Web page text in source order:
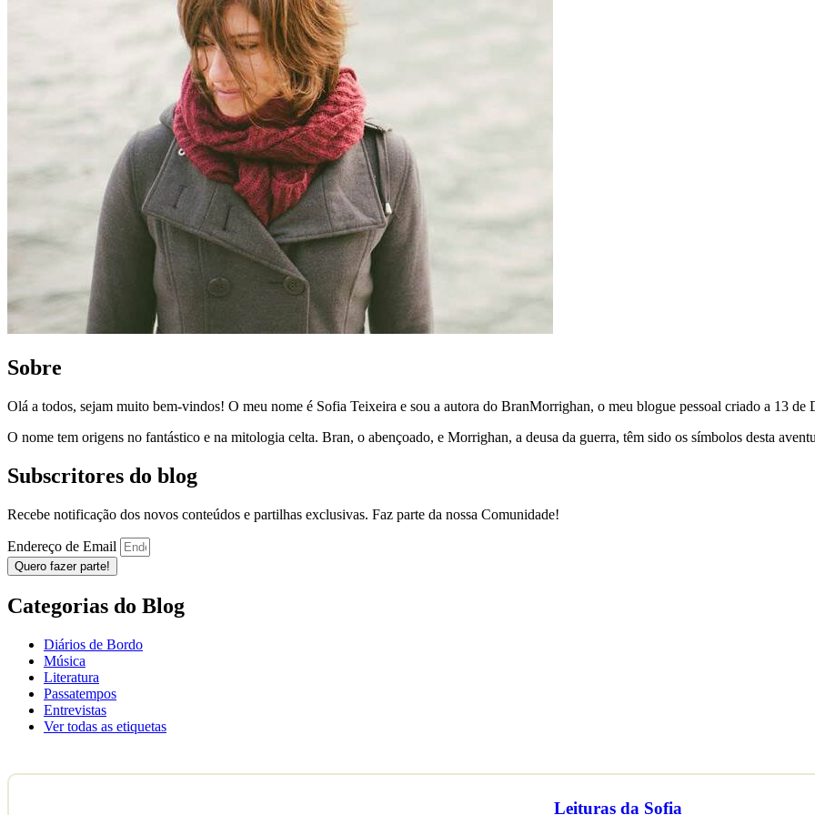
Sobre
Olá a todos, sejam muito bem-vindos! O meu nome é Sofia Teixeira e sou a autora do BranMorrighan, o meu blogue pessoal criado a 13 de
O nome tem origens no fantástico e na mitologia celta. Bran, o abençoado, e Morrighan, a deusa da guerra, têm sido os símbolos desta
Subscritores do blog
Recebe notificação dos novos conteúdos e partilhas exclusivas. Faz parte da nossa Comunidade!
Endereço de Email
Quero fazer parte!
Categorias do Blog
Diários de Bordo
Música
Literatura
Passatempos
Entrevistas
Ver todas as etiquetas
Leituras da Sofia